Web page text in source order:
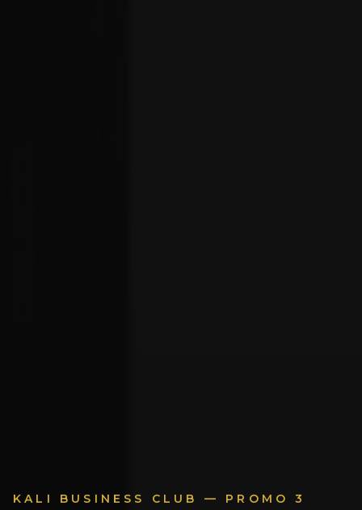
KALI BUSINESS CLUB — PROMO 3